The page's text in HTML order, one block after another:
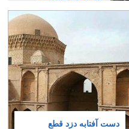
دست آفتابه دزد قطع